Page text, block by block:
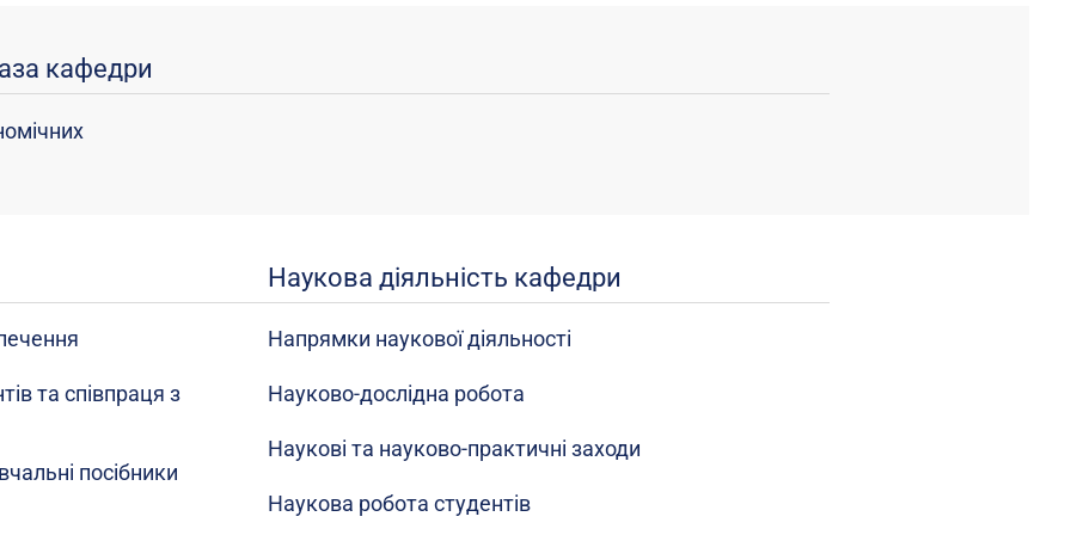
кафедри
та співпраця з
посібники
Наукова діяльність кафедри
Напрямки наукової діяльності
Науково-дослідна робота
Наукові та науково-практичні заходи
Наукова робота студентів